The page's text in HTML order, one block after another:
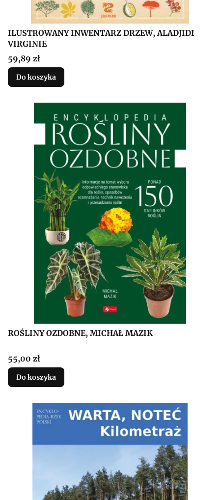
ILUSTROWANY INWENTARZ DRZEW, ALADJIDI
VIRGINIE
Cena
59,89 zł
Do koszyka
ROŚLINY OZDOBNE, MICHAŁ MAZIK
Cena
55,00 zł
Do koszyka